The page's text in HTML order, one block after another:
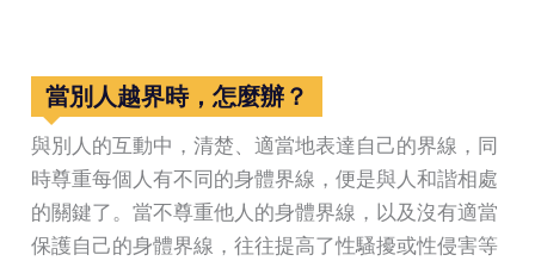
當別人越界時，怎麼辦？
與別人的互動中，清楚、適當地表達自己的界線，同
時尊重每個人有不同的身體界線，便是與人和諧相處
的關鍵了。當不尊重他人的身體界線，以及沒有適當
保護自己的身體界線，往往提高了性騷擾或性侵害等